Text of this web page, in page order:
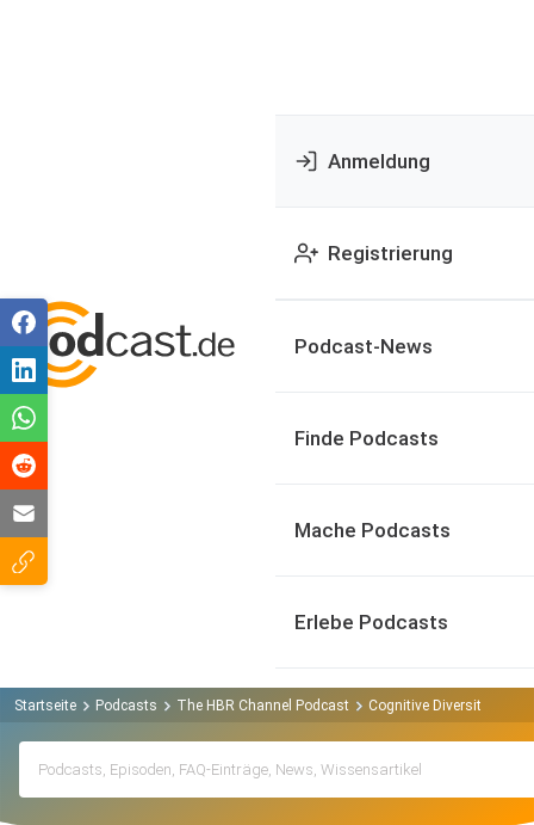
Anmeldung
Registrierung
Podcast-News
Finde Podcasts
Mache Podcasts
Erlebe Podcasts
Startseite Podcasts The HBR Channel Podcast Cognitive Diversity